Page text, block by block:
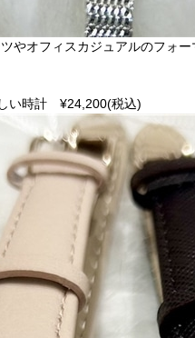
やオフィスカジュアルのフォ
い時計 ¥24,200(税込)